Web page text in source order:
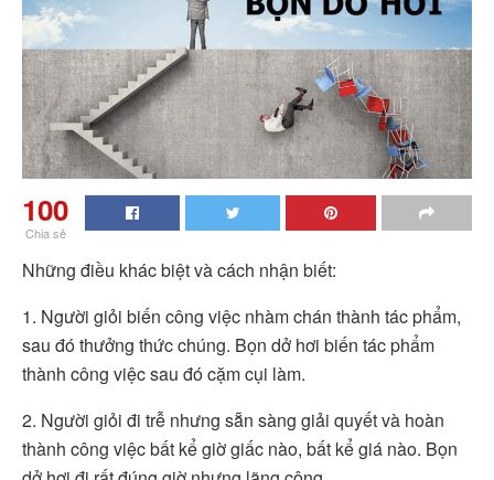
100
Chia sẻ
Những điều khác biệt và cách nhận biết:
1. Người giỏi biến công việc nhàm chán thành tác phẩm,
sau đó thưởng thức chúng. Bọn dở hơi biến tác phẩm
thành công việc sau đó cặm cụi làm.
2. Người giỏi đi trễ nhưng sẵn sàng giải quyết và hoàn
thành công việc bất kể giờ giấc nào, bất kể giá nào. Bọn